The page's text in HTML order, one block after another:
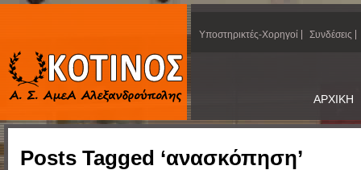
Υποστηρικτές-Χορηγοί Συνδέσεις
ΑΡΧΙΚΗ
Posts Tagged ‘ανασκόπηση’